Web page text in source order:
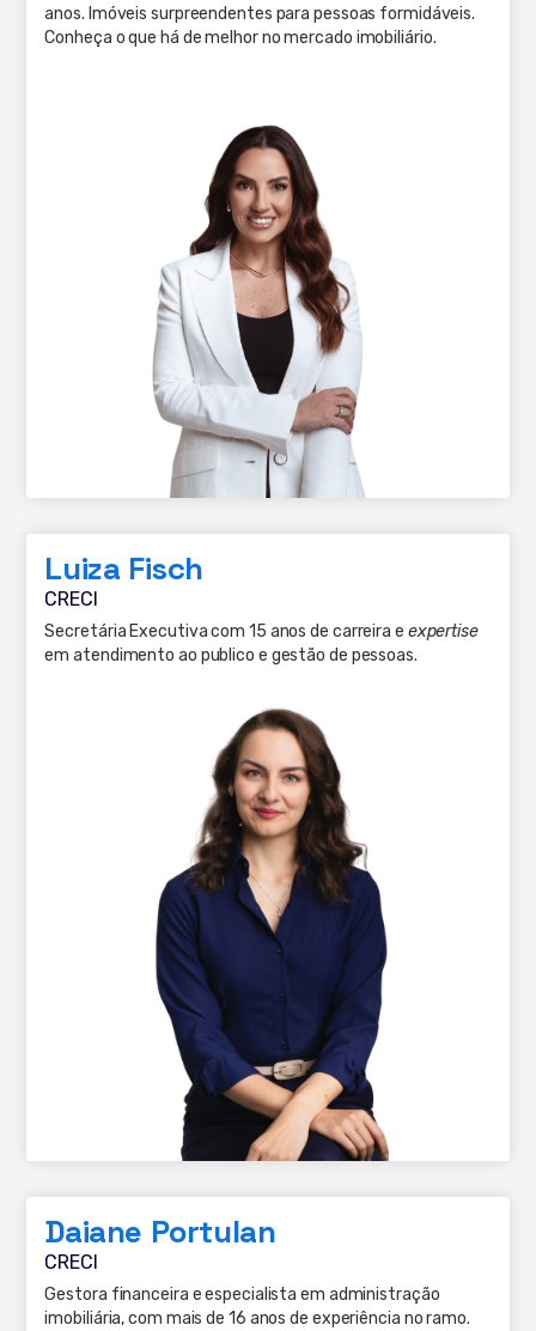
anos. Imóveis surpreendentes para pessoas formidáveis.
Conheça o que há de melhor no mercado imobiliário.
Luiza Fisch
CRECI
Secretária Executiva com 15 anos de carreira e expertise
em atendimento ao publico e gestão de pessoas.
Daiane Portulan
CRECI
Gestora financeira e especialista em administração
imobiliária, com mais de 16 anos de experiência no ramo.